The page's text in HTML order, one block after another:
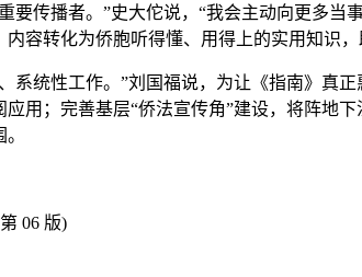
传播者。”史大佗说，“我会主动向更多当
容转化为侨胞听得懂、用得上的实用知识
统性工作。”刘国福说，为让《指南》真
用；完善基层“侨法宣传角”建设，将阵地
06 版)